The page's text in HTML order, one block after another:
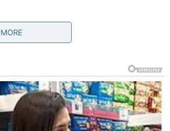
razgovore i zajedničke trenutke, dok